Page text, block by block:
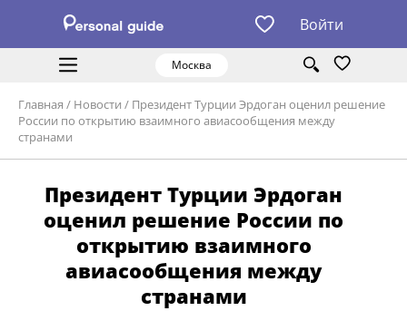
Войти
Москва
Главная / Новости / Президент Турции Эрдоган оценил решение
России по открытию взаимного авиасообщения между
странами
Президент Турции Эрдоган
оценил решение России по
открытию взаимного
авиасообщения между
странами